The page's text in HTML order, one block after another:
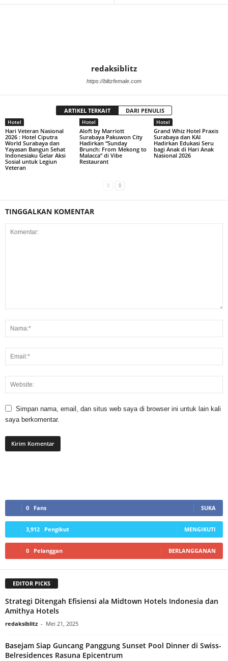
redaksiblitz
https://blitzfemale.com
ARTIKEL TERKAIT DARI PENULIS
Hotel
Hari Veteran Nasional
2026 : Hotel Ciputra
World Surabaya dan
Yayasan Bangun Sehat
Indonesiaku Gelar Aksi
Sosial untuk Legiun
Veteran
Hotel
Aloft by Marriott
Surabaya Pakuwon City
Hadirkan “Sunday
Brunch: From Mekong to
Malacca” di Vibe
Restaurant
Hotel
Grand Whiz Hotel Praxis
Surabaya dan KAI
Hadirkan Edukasi Seru
bagi Anak di Hari Anak
Nasional 2026
TINGGALKAN KOMENTAR
Simpan nama, email, dan situs web saya di browser ini untuk lain kali
saya berkomentar.
0 Fans SUKA
3,912 Pengikut MENGIKUTI
0 Pelanggan BERLANGGANAN
EDITOR PICKS
Strategi Ditengah Efisiensi ala Midtown Hotels Indonesia dan
Amithya Hotels
redaksiblitz - Mei 21, 2025
Basejam Siap Guncang Panggung Sunset Pool Dinner di Swiss-
Belresidences Rasuna Epicentrum